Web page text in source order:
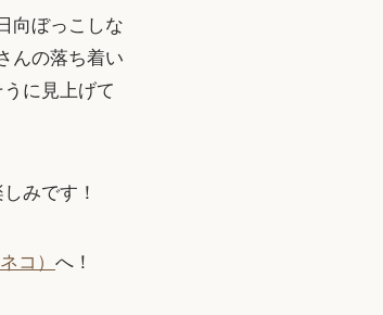
向ぼっこしな
んの落ち着い
に見上げて
みです！
コ） へ！